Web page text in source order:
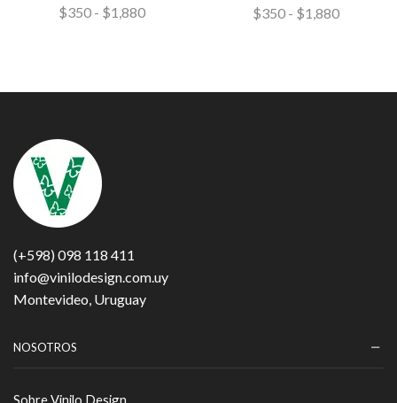
$350 - $1,880 $350 - $1,880
(+598) 098 118 411
info@vinilodesign.com.uy
Montevideo, Uruguay
NOSOTROS
Sobre Vinilo Design